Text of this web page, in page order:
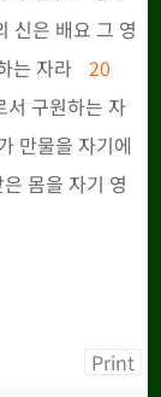
신은 배요 그 영
는 자라 20
서 구원하는 자
만물을 자기에
몸을 자기 영
Print